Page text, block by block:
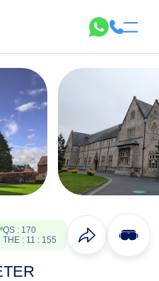
QS : 170
THE : 11 : 155